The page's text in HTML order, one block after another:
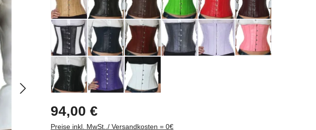
Regulärer Preis:
94,00 €
Preise inkl. MwSt../ Versandkosten = 0€